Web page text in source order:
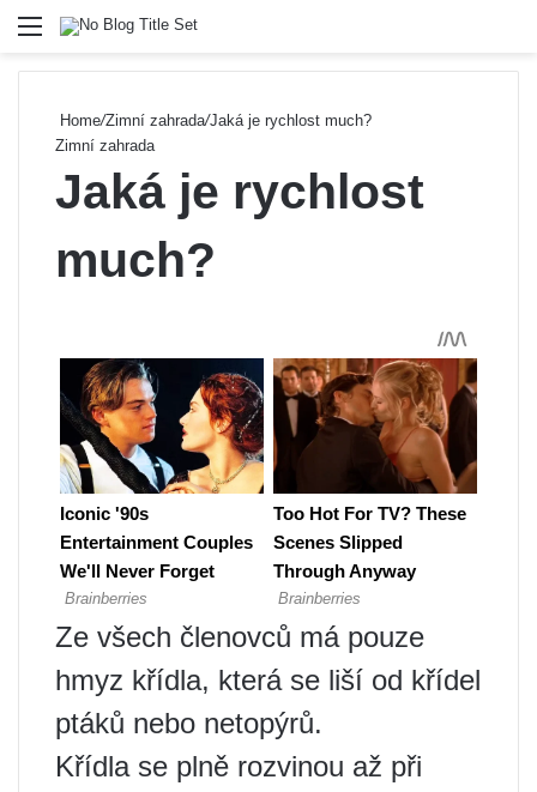
Menu
Home/Zimní zahrada/Jaká je rychlost much?
Zimní zahrada
Jaká je rychlost
much?
Ze všech členovců má pouze
hmyz křídla, která se liší od křídel
ptáků nebo netopýrů.
Křídla se plně rozvinou až při